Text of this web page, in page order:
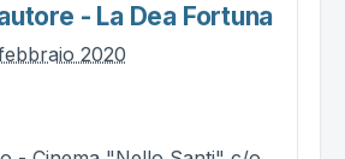
- La Dea Fortuna
2020